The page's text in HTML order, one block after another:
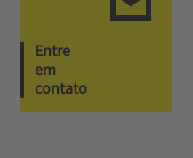
Entre
em
contato